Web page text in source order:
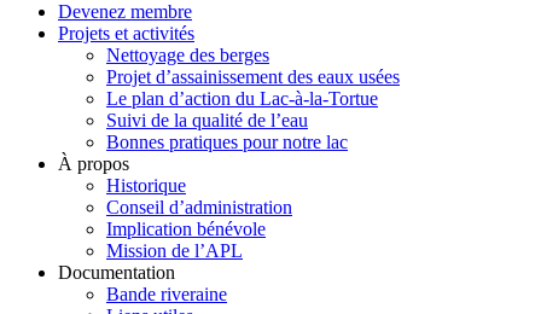
Devenez membre
Projets et activités
Nettoyage des berges
Projet d’assainissement des eaux usées
Le plan d’action du Lac-à-la-Tortue
Suivi de la qualité de l’eau
Bonnes pratiques pour notre lac
À propos
Historique
Conseil d’administration
Implication bénévole
Mission de l’APL
Documentation
Bande riveraine